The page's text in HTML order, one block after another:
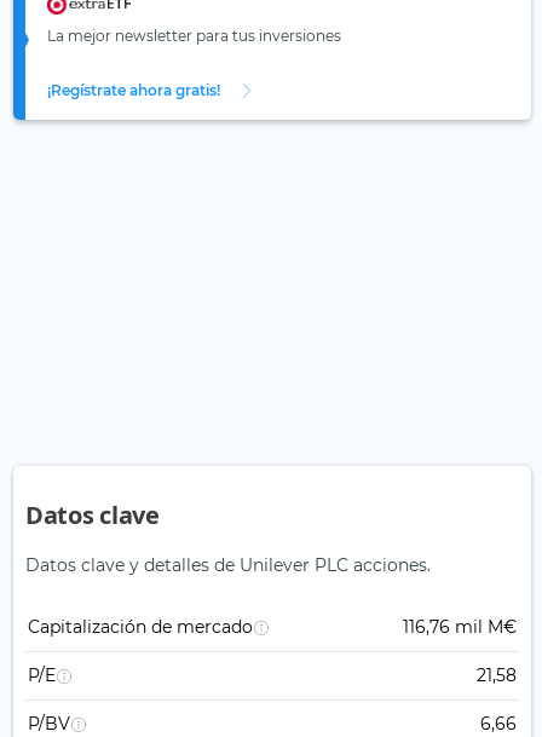
La mejor newsletter para tus inversiones
¡Regístrate ahora gratis!
Datos clave
Datos clave y detalles de Unilever PLC acciones.
Capitalización de mercado 116,76 mil M€
P/E 21,58
P/BV 6,66